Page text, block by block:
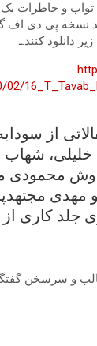
تواب و خاطرات
نسخه پی دی اف
از
خلیلی،
محمودی
مهدی
کاری
و سرسخن